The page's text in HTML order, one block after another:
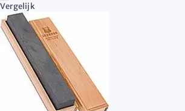
Vergelijk